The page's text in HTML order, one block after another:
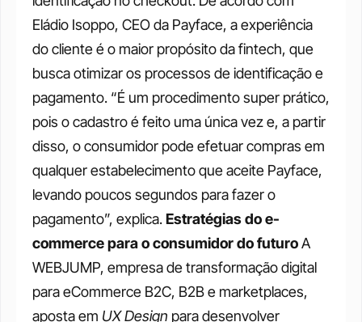
Eládio Isoppo, CEO da Payface, a experiência
do cliente é o maior propósito da fintech, que
busca otimizar os processos de identificação e
pagamento. “É um procedimento super prático,
pois o cadastro é feito uma única vez e, a partir
disso, o consumidor pode efetuar compras em
qualquer estabelecimento que aceite Payface,
levando poucos segundos para fazer o
pagamento”, explica.Estratégias do e-
commerce para o consumidor do futuroA
WEBJUMP, empresa de transformação digital
para eCommerce B2C, B2B e marketplaces,
aposta em UX Design para desenvolver